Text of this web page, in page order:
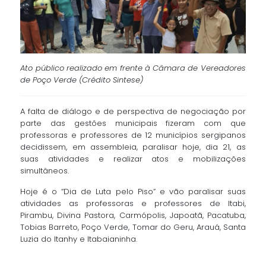
Ato público realizado em frente à Câmara de Vereadores
de Poço Verde (Crédito Sintese)
A falta de diálogo e de perspectiva de negociação por
parte das gestões municipais fizeram com que
professoras e professores de 12 municípios sergipanos
decidissem, em assembleia, paralisar hoje, dia 21, as
suas atividades e realizar atos e mobilizações
simultâneos.
Hoje é o “Dia de Luta pelo Piso” e vão paralisar suas
atividades as professoras e professores de Itabi,
Pirambu, Divina Pastora, Carmópolis, Japoatã, Pacatuba,
Tobias Barreto, Poço Verde, Tomar do Geru, Arauá, Santa
Luzia do Itanhy e Itabaianinha.